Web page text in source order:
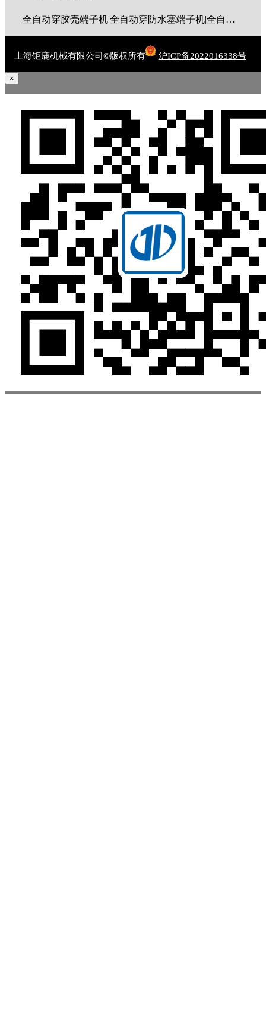
全自动穿胶壳端子机|全自动穿防水塞端子机|全自动穿热缩管端子机|全自动穿护套端子机|全自动穿号码管端子机|全自动端子机|全自动穿防水栓端子机|端子压着机|端子压接机|静音端子机|多芯线端子机|护套线端子机|全自动排线端子机|新能源大平方压接机|电脑剥线机|自动剥线机|裁线机|剥线机
上海钜鹿机械有限公司©版权所有 沪ICP备2022016338号
×